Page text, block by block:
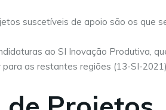
ao SI Inovação Produtiva,
as restantes regiões (13-SI-